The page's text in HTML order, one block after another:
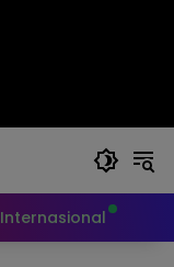
Internasional